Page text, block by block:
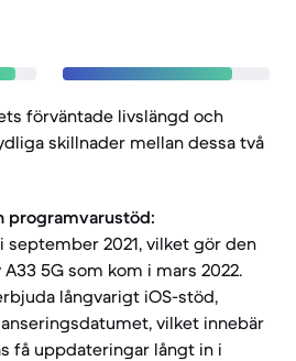
förväntade livslängd och
skillnader mellan dessa två
programvarustöd:
september 2021, vilket gör den
5G som kom i mars 2022.
långvarigt iOS-stöd,
vilket innebär
få uppdateringar långt in i